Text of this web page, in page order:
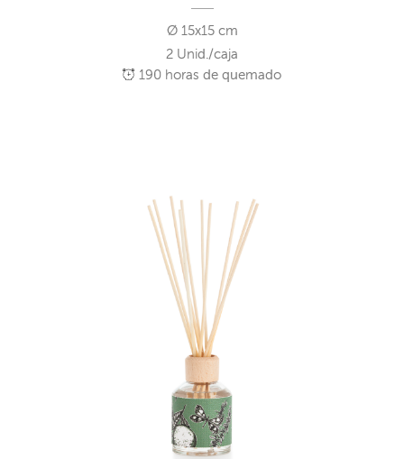
Ø 15x15 cm
2 Unid./caja
190 horas de quemado